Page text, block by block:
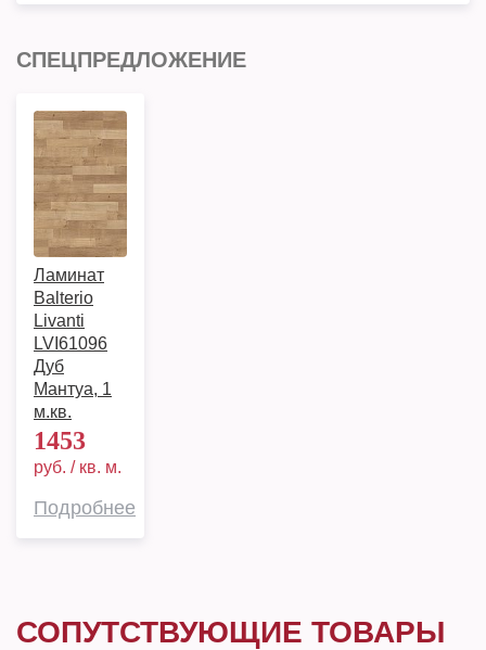
СПЕЦПРЕДЛОЖЕНИЕ
Ламинат
Balterio
Livanti
LVI61096
Дуб
Мантуа, 1
м.кв.
1453
руб. / кв. м.
Подробнее
СОПУТСТВУЮЩИЕ ТОВАРЫ